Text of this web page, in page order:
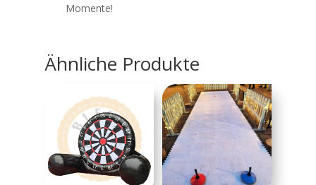
Momente!
Ähnliche Produkte